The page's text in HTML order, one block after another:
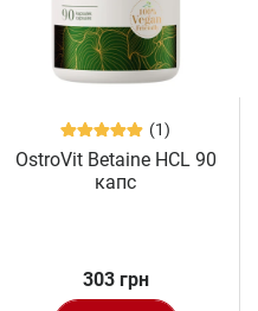
(1)
OstroVit Betaine HCL 90
капс
303 грн